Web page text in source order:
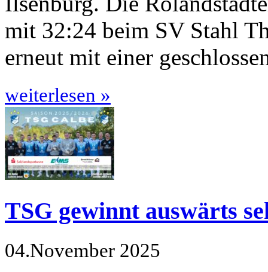
mit 32:24 beim SV Stahl
erneut mit einer
weiterlesen »
TSG gewinnt auswärts
04.November 2025